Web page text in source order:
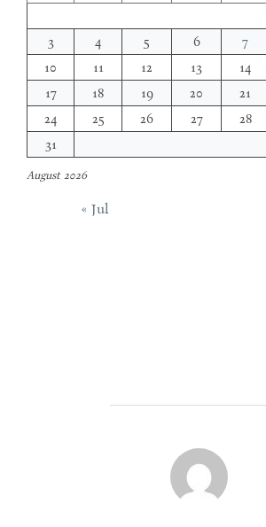
August 2026
3
4 5 6 7
10
11 12 13 14
17
18 19 20 21
24
25 26 27 28
31
« Jul
POST AUTHOR